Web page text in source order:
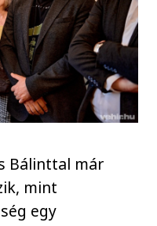
Bálinttal már
mint
egy